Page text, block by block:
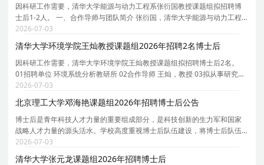
因科研工作需要，清华大学能源与动力工程系张衍国教授课题组拟招聘博
士后1-2人。 一、合作导师与团队简介 张衍国，清华大学能源与动力工程
长聘教授、博士生导师。课题组团队以资源、环境和能源交叉学科为核
心，致力于可燃固废/生物质能源化/资源化、钙钛矿太
2026-07-03
清华大学环境学院王灿教授课题组2026年招聘2名博士后
因科研工作需要，清华大学环境学院王灿教授课题组拟招聘博士后2名。
01招聘单位 环境系统分析教研所 02合作导师 王灿，教授 03拟从事研究内
容 依托课题组牵头负责的京津冀环境综合治理国家科技重大专项研究项
目，主要围绕人工智能驱动的温室气体排放精准核算
2026-07-03
北京理工大学邓海艳课题组2026年招聘博士后公告
博士后是青年科技人才力量的重要组成部分，是科技创新的生力军和国家
战略人才力量的源头活水。学校高度重视博士后队伍建设，将博士后队伍
建设纳入学校师资队伍建设工作全局中统一谋划、统一部署、统一推进，
持续推动博士后队伍规模倍增、质量倍增、效能倍增
2026-07-03
清华大学张元龙课题组2026年招聘博士后